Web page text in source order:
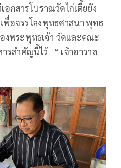
อกสารโบราณวัดไก่เตี้ยยัง
พื่อจรรโลงพุทธศาสนา พุทธ
งพระพุทธเจ้า วัดและคณะ
รสำคัญนี้ไว้ “ เจ้าอาวาส